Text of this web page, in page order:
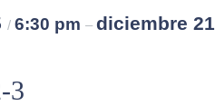
/ 6:30 pm – diciembre 21
3